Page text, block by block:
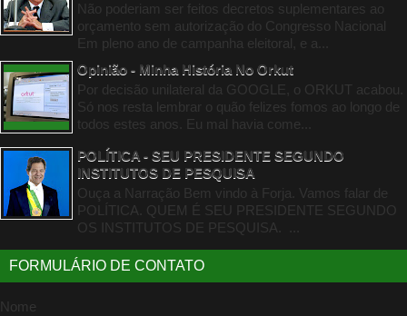
Não poderiam ser feitos decretos suplementares ao
orçamento sem autorização do Congresso Nacional
Em pleno ano de campanha eleitoral, e a...
Opinião - Minha História No Orkut
Por decisão unilateral da GOOGLE, o ORKUT acabou.
Só nos resta lembrar o quão felizes fomos ao longo de
todos estes anos. Eu mal havia come...
POLÍTICA - SEU PRESIDENTE SEGUNDO
INSTITUTOS DE PESQUISA
Ouça a Narração Bem vindo à Forja. Vamos falar de
POLÍTICA. QUEM É SEU PRESIDENTE SEGUNDO
OS INSTITUTOS DE PESQUISA. ...
FORMULÁRIO DE CONTATO
Nome